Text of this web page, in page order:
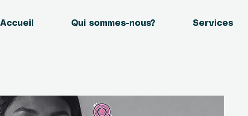
Accueil Qui sommes-nous? Services